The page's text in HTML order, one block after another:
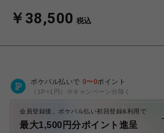
￥38,500 税込
ポケパル払いで 0〜0ポイント
（1P=1円）※キャンペーン分除く
会員登録後、ポケパル払い初回登録&利用で
最大1,500円分ポイント進呈